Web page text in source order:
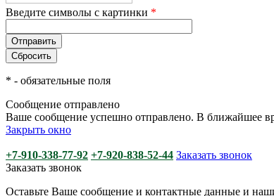
Введите символы с картинки *
* - обязательные поля
Сообщение отправлено
Ваше сообщение успешно отправлено. В ближайшее
Закрыть окно
+7-910-338-77-92 +7-920-838-52-44 Заказать звонок
Заказать звонок
Оставьте Ваше сообщение и контактные данные и